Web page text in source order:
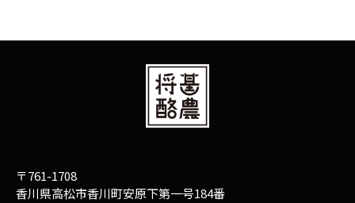
〒761-1708
香川県高松市香川町安原下第一号184番